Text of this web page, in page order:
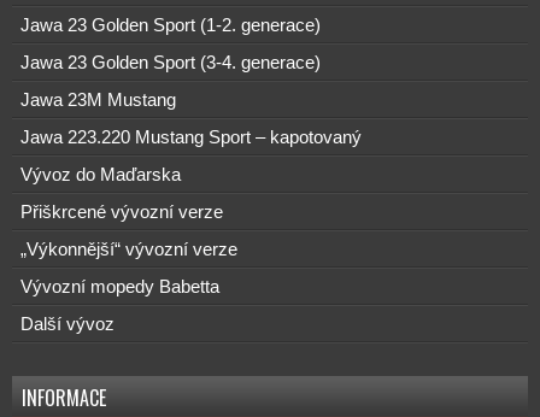
Jawa 23 Golden Sport (1-2. generace)
Jawa 23 Golden Sport (3-4. generace)
Jawa 23M Mustang
Jawa 223.220 Mustang Sport – kapotovaný
Vývoz do Maďarska
Přiškrcené vývozní verze
„Výkonnější“ vývozní verze
Vývozní mopedy Babetta
Další vývoz
INFORMACE